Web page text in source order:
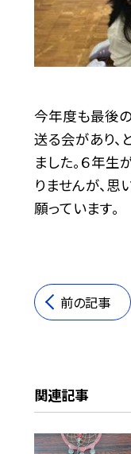
今年度も最後
送る会があり
ました。６年
りませんが、
願っています。
前の記事
関連記事